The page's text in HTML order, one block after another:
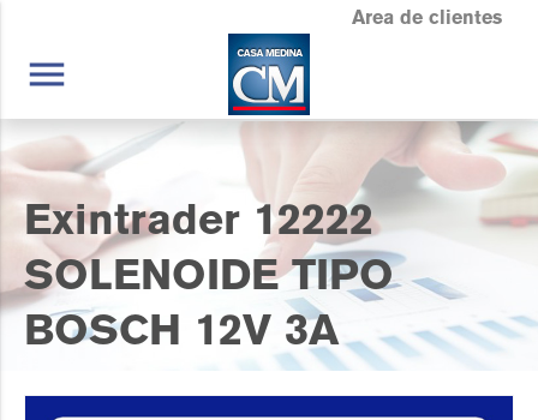
Area de clientes
menu
Exintrader 12222
SOLENOIDE TIPO
BOSCH 12V 3A